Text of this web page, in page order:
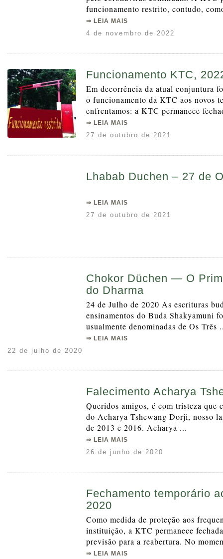
funcionamento restrito, contudo,
⇒ LEIA MAIS
4 de novembro de 2022
Funcionamento KTC,
Em decorrência da atual conjuntura
o funcionamento da KTC aos novos
enfrentamos: a KTC permanece
⇒ LEIA MAIS
27 de outubro de 2021
Lhabab Duchen – 27 de
⇒ LEIA MAIS
27 de outubro de 2021
Chokor Düchen — O
do Dharma
24 de Julho de 2020 As escrituras
ensinamentos do Buda Shakyamuni
usualmente denominadas de Os Três
⇒ LEIA MAIS
22 de julho de 2020
Falecimento Acharya
Queridos amigos, é com tristeza que
do Acharya Tshewang Dorji, nosso
de 2013 e 2016. Acharya ...
⇒ LEIA MAIS
26 de junho de 2020
Fechamento temporário
2020
Como medida de proteção aos
instituição, a KTC permanece
previsão para a reabertura. No
⇒ LEIA MAIS